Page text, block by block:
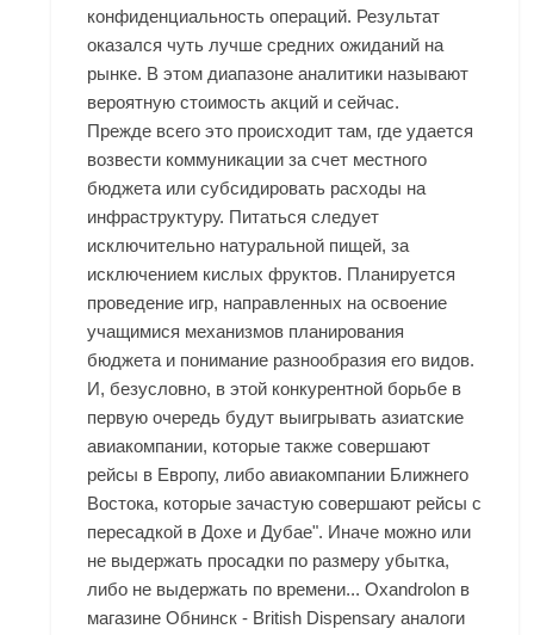
конфиденциальность операций. Результат
оказался чуть лучше средних ожиданий на
рынке. В этом диапазоне аналитики называют
вероятную стоимость акций и сейчас.
Прежде всего это происходит там, где удается
возвести коммуникации за счет местного
бюджета или субсидировать расходы на
инфраструктуру. Питаться следует
исключительно натуральной пищей, за
исключением кислых фруктов. Планируется
проведение игр, направленных на освоение
учащимися механизмов планирования
бюджета и понимание разнообразия его видов.
И, безусловно, в этой конкурентной борьбе в
первую очередь будут выигрывать азиатские
авиакомпании, которые также совершают
рейсы в Европу, либо авиакомпании Ближнего
Востока, которые зачастую совершают рейсы с
пересадкой в Дохе и Дубае". Иначе можно или
не выдержать просадки по размеру убытка,
либо не выдержать по времени... Oxandrolon в
магазине Обнинск - British Dispensary аналоги